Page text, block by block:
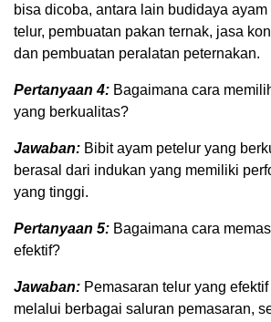
bisa dicoba, antara lain budidaya
telur, pembuatan pakan ternak, jasa
dan pembuatan peralatan peternakan.
Pertanyaan 4: Bagaimana cara
yang berkualitas?
Jawaban: Bibit ayam petelur yang
berasal dari indukan yang memiliki
yang tinggi.
Pertanyaan 5: Bagaimana cara
efektif?
Jawaban: Pemasaran telur yang
melalui berbagai saluran pemasaran,